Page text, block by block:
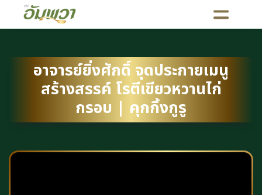
อาจารย์ยิ่งศักดิ์ จุดประกายเมนู
สร้างสรรค์ โรตีเขียวหวานไก่
กรอบ | คุกกิ้งกูรู